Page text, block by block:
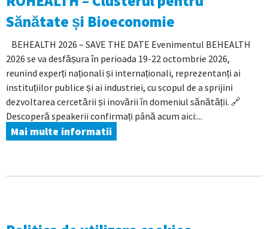
Sănătate și Bioeconomie
BEHEALTH 2026 – SAVE THE DATE Evenimentul BEHEALTH
2026 se va desfășura în perioada 19-22 octombrie 2026,
reunind experți naționali și internaționali, reprezentanți ai
instituțiilor publice și ai industriei, cu scopul de a sprijini
dezvoltarea cercetării și inovării în domeniul sănătății. 🔗
Descoperă speakerii confirmați până acum aici:...
Mai multe informatii